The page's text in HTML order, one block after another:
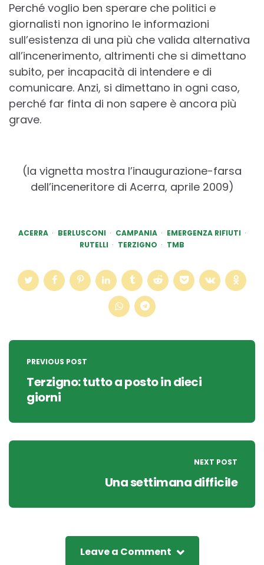
Perché voglio ben sperare che politici e
giornalisti non ignorino le informazioni
sull’esistenza di una più che valida alternativa
all’incenerimento, altrimenti che si dimettano
subito, per incapacità di intendere e di
comunicare. Anzi, si dimettano in ogni caso,
perché far finta di non sapere è ancora più
grave.
(la vignetta mostra l’inaugurazione-farsa
dell’inceneritore di Acerra, aprile 2009)
ACERRA BERLUSCONI CAMPANIA
EMERGENZA RIFIUTI
RUTELLI
TERZIGNO TMB
Post
navigation
PREVIOUS POST
Terzigno: tutto a posto in dieci
giorni
NEXT POST
Una settimana difficile
Leave a Comment